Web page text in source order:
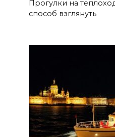
Прогулки на
способ взглянуть